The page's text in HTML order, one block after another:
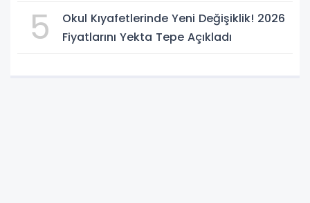
5
Okul Kıyafetlerinde Yeni Değişiklik! 2026
Fiyatlarını Yekta Tepe Açıkladı